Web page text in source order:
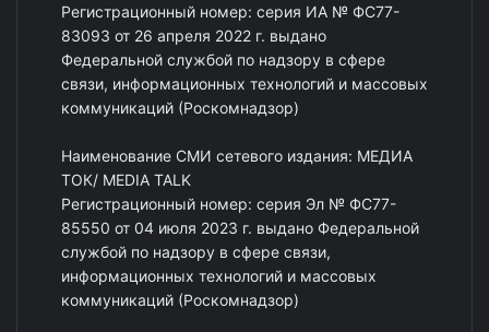
Регистрационный номер: серия ИА № ФС77-
83093 от 26 апреля 2022 г. выдано
Федеральной службой по надзору в сфере
связи, информационных технологий и массовых
коммуникаций (Роскомнадзор)
Наименование СМИ сетевого издания: МЕДИА
ТОК/ MEDIA TALK
Регистрационный номер: серия Эл № ФС77-
85550 от 04 июля 2023 г. выдано Федеральной
службой по надзору в сфере связи,
информационных технологий и массовых
коммуникаций (Роскомнадзор)